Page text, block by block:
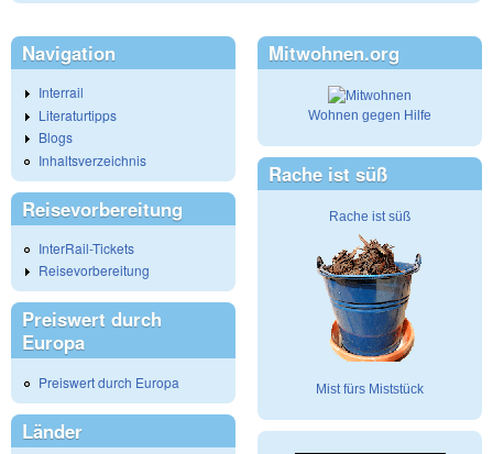
Navigation
Interrail
Literaturtipps
Blogs
Inhaltsverzeichnis
Reisevorbereitung
InterRail-Tickets
Reisevorbereitung
Preiswert durch
Europa
Preiswert durch Europa
Länder
Mitwohnen.org
Wohnen gegen Hilfe
Rache ist süß
Rache ist süß
Mist fürs Miststück